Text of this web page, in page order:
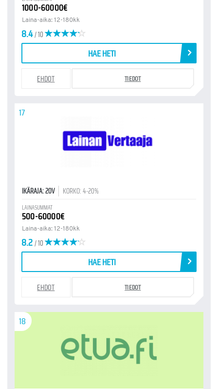
1000-60000€
Laina-aika: 12-180kk
8.4/ 10
HAE HETI
EHDOT TIEDOT
17
IKÄRAJA: 20V KORKO: 4-20%
LAINASUMMAT
500-60000€
Laina-aika: 12-180kk
8.2/ 10
HAE HETI
EHDOT TIEDOT
18